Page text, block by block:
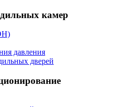
камер
давления
дверей